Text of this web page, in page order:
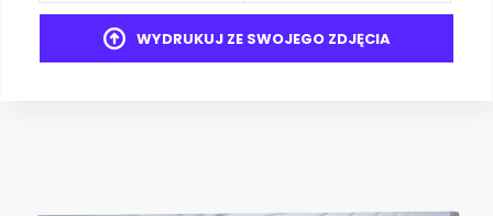
WYDRUKUJ ZE SWOJEGO ZDJĘCIA